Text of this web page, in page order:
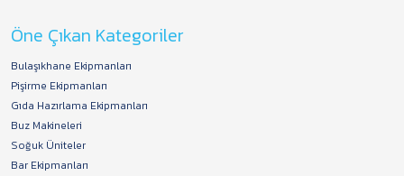
Öne Çıkan Kategoriler
Bulaşıkhane Ekipmanları
Pişirme Ekipmanları
Gıda Hazırlama Ekipmanları
Buz Makineleri
Soğuk Üniteler
Bar Ekipmanları